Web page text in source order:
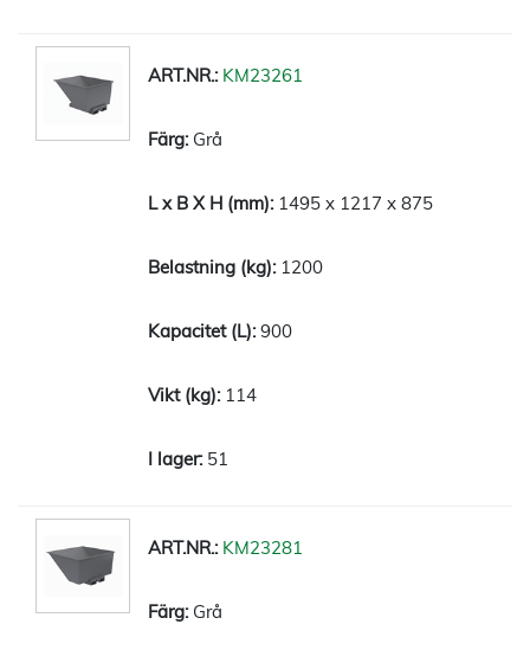
KM23261
Grå
1495 x 1217 x 875
1200
900
114
51
KM23281
Grå